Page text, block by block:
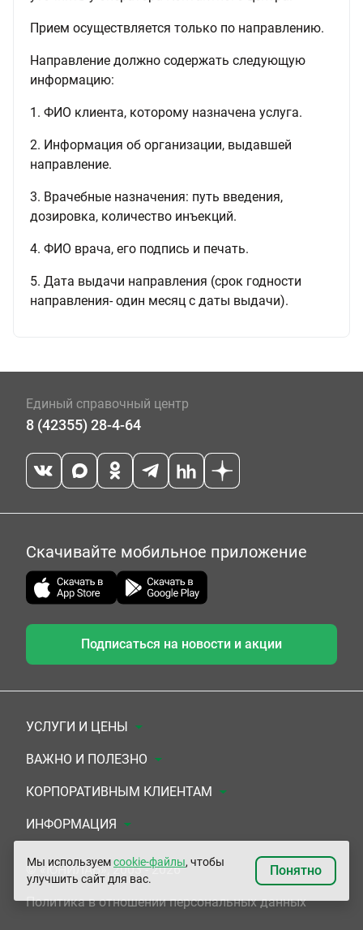
Прием осуществляется только по направлению.
Направление должно содержать следующую
информацию:
1. ФИО клиента, которому назначена услуга.
2. Информация об организации, выдавшей
направление.
3. Врачебные назначения: путь введения,
дозировка, количество инъекций.
4. ФИО врача, его подпись и печать.
5. Дата выдачи направления (срок годности
направления- один месяц с даты выдачи).
Единый справочный центр
8 (42355) 28-4-64
Скачивайте мобильное приложение
Подписаться на новости и акции
УСЛУГИ И ЦЕНЫ
Анализы
Комплексы
УЗИ
ЭКГ/Холтер/СМАД
Приемы врачей
ВАЖНО И ПОЛЕЗНО
Документы для заключения договора
Система скидок
Подарочные сертификаты
Сертификаты на комплексные программы
КОРПОРАТИВНЫМ КЛИЕНТАМ
Медицинским организациям
Прочим организациям
ИНФОРМАЦИЯ
О Компании
Контакты
© «ЮНИЛАБ», 2003 - 2026
Политика в отношении персональных данных
Мы используемcookie-файлы, чтобы
улучшить сайт для вас.
Понятно